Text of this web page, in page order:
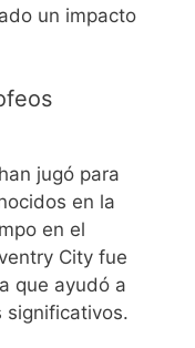
un impacto
jugó para
en la
en el
City fue
que ayudó a
significativos.